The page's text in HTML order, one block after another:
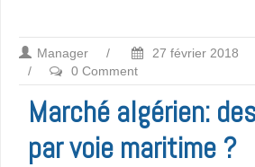
Manager / 27 février 2018
/
0 Comment
Marché algérien:
par voie maritime ?